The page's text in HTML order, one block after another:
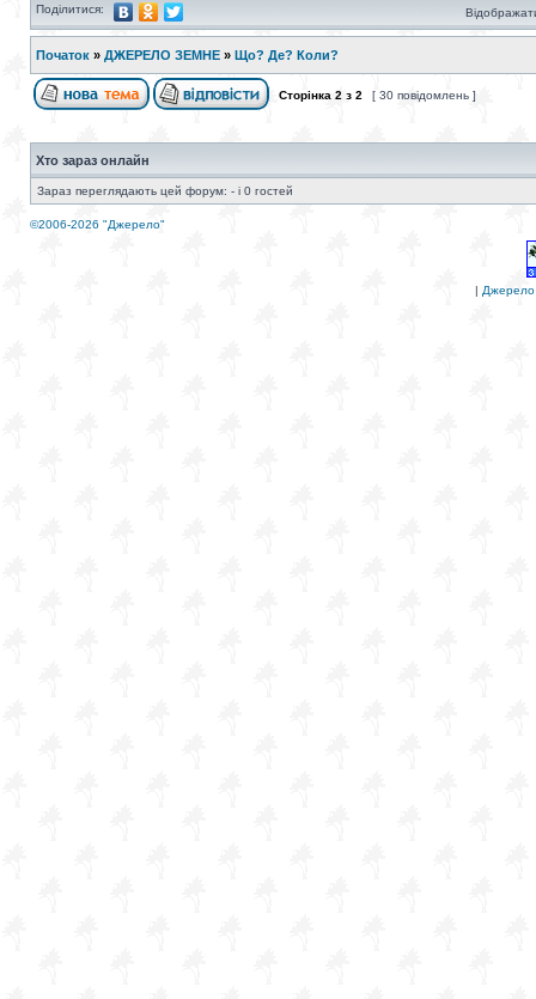
Поділитися:
Початок » ДЖЕРЕЛО ЗЕМНЕ » Що? Де? Коли?
Сторінка 2 з 2 [ 30 повідомлень ]
Хто зараз онлайн
Зараз переглядають цей форум: - і 0 гостей
©2006-2026 "Джерело"
| Джерело